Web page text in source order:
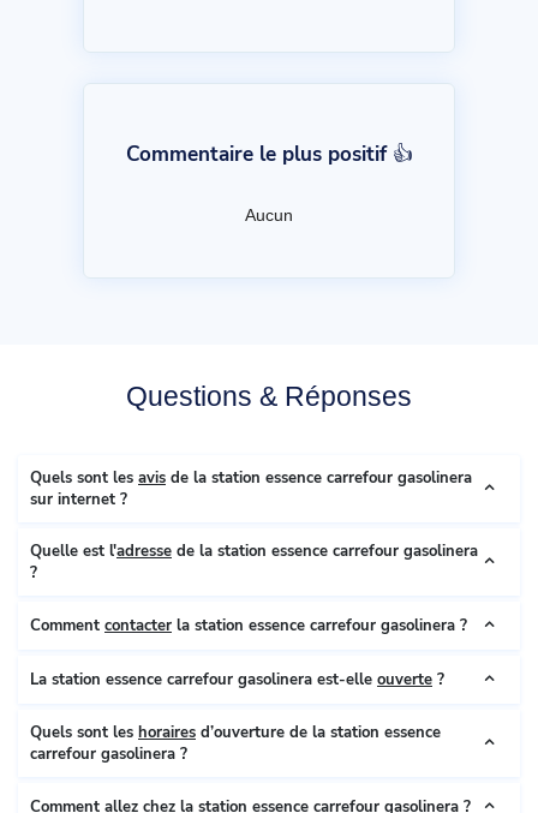
Commentaire le plus positif 👍
Aucun
Questions & Réponses
Quels sont les avis de la station essence carrefour gasolinera
sur internet ?
Quelle est l'adresse de la station essence carrefour gasolinera
?
Comment contacter la station essence carrefour gasolinera ?
La station essence carrefour gasolinera est-elle ouverte ?
Quels sont les horaires d’ouverture de la station essence
carrefour gasolinera ?
Comment allez chez la station essence carrefour gasolinera ?